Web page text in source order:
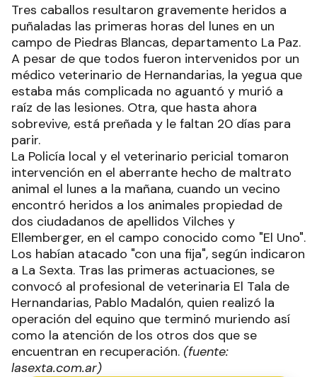
Tres caballos resultaron gravemente heridos a
puñaladas las primeras horas del lunes en un
campo de Piedras Blancas, departamento La Paz.
A pesar de que todos fueron intervenidos por un
médico veterinario de Hernandarias, la yegua que
estaba más complicada no aguantó y murió a
raíz de las lesiones. Otra, que hasta ahora
sobrevive, está preñada y le faltan 20 días para
parir.
La Policía local y el veterinario pericial tomaron
intervención en el aberrante hecho de maltrato
animal el lunes a la mañana, cuando un vecino
encontró heridos a los animales propiedad de
dos ciudadanos de apellidos Vilches y
Ellemberger, en el campo conocido como "El Uno".
Los habían atacado "con una fija", según indicaron
a La Sexta. Tras las primeras actuaciones, se
convocó al profesional de veterinaria El Tala de
Hernandarias, Pablo Madalón, quien realizó la
operación del equino que terminó muriendo así
como la atención de los otros dos que se
encuentran en recuperación. (fuente:
lasexta.com.ar)